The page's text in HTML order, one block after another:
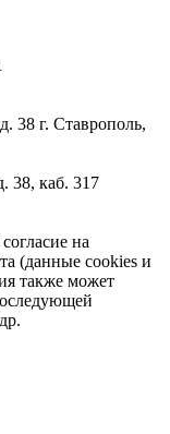
38 г. Ставрополь,
38, каб. 317
на
(данные cookies и
также может